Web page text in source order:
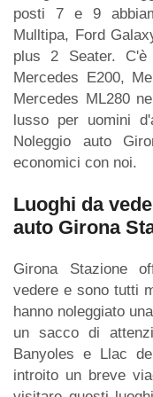
posti 7 e 9
Mulltipa, Ford
plus 2 Seater. C'è
Mercedes E200,
Mercedes ML280
lusso per uomini
Noleggio auto
economici con noi.
Luoghi da
auto Girona
Girona Stazione
vedere e sono tutti
hanno noleggiato
un sacco di
Banyoles e Llac
introito un breve